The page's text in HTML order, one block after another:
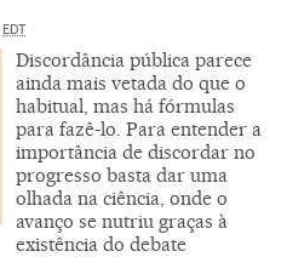
EDT
Discordância pública parece
ainda mais vetada do que o
habitual, mas há fórmulas
para fazê-lo. Para entender a
importância de discordar no
progresso basta dar uma
olhada na ciência, onde o
avanço se nutriu graças à
existência do debate